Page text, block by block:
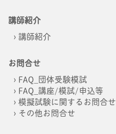
講師紹介
講師紹介
お問合せ
FAQ_団体受験模試
FAQ_講座/模試/申込等
模擬試験に関するお問合せ
その他お問合せ